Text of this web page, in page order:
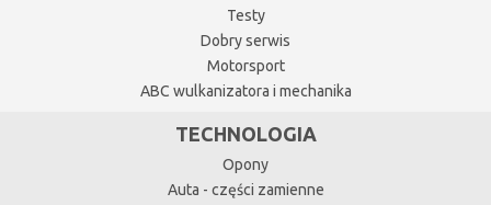
Testy
Dobry serwis
Motorsport
ABC wulkanizatora i mechanika
TECHNOLOGIA
Opony
Auta - części zamienne